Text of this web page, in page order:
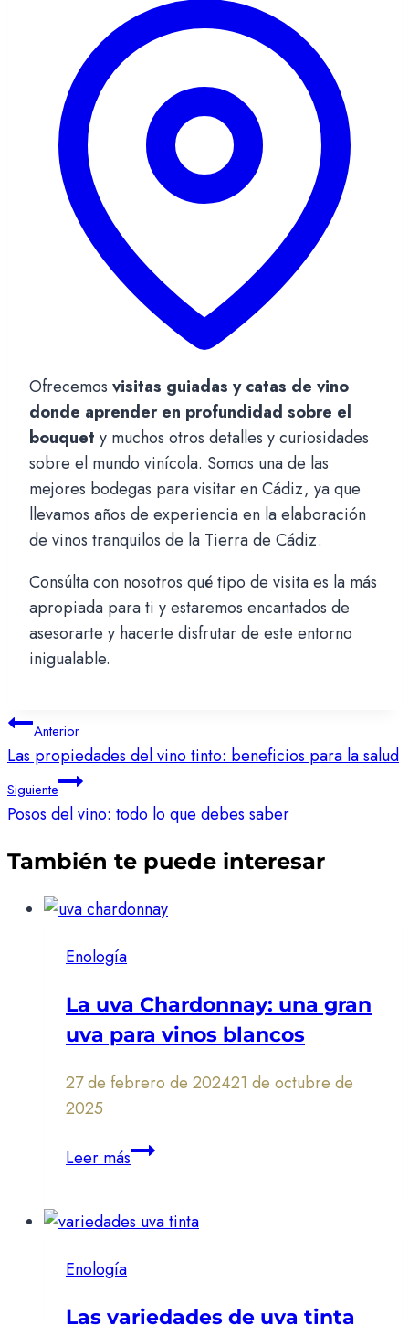
Ofrecemos visitas guiadas y catas de vino
donde aprender en profundidad sobre el
bouquet y muchos otros detalles y curiosidades
sobre el mundo vinícola. Somos una de las
mejores bodegas para visitar en Cádiz, ya que
llevamos años de experiencia en la elaboración
de vinos tranquilos de la Tierra de Cádiz.
Consúlta con nosotros qué tipo de visita es la más
apropiada para ti y estaremos encantados de
asesorarte y hacerte disfrutar de este entorno
inigualable.
Navegación
de
entradas
Anterior
Las propiedades del vino tinto: beneficios para la salud
Siguiente
Posos del vino: todo lo que debes saber
También te puede interesar
Enología
La uva Chardonnay: una gran
uva para vinos blancos
27 de febrero de 202421 de octubre de
2025
Leer másLa
una
para
Enología
Las variedades de uva tinta